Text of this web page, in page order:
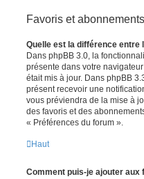
Favoris et abonnements
Quelle est la différence
Dans phpBB 3.0, la
présente dans votre
était mis à jour. Dans phpBB
présent recevoir une
vous préviendra de la mise à
des favoris et des
« Préférences du forum ».
Haut
Comment puis-je ajouter aux